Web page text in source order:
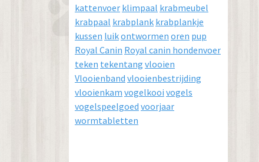
kattenvoer klimpaal krabmeubel
krabpaal krabplank krabplankje
kussen luikontwormen oren pup
Royal Canin Royal canin hondenvoer
teken tekentang vlooien
Vlooienband vlooienbestrijding
vlooienkam vogelkooi vogels
vogelspeelgoed voorjaar
wormtabletten